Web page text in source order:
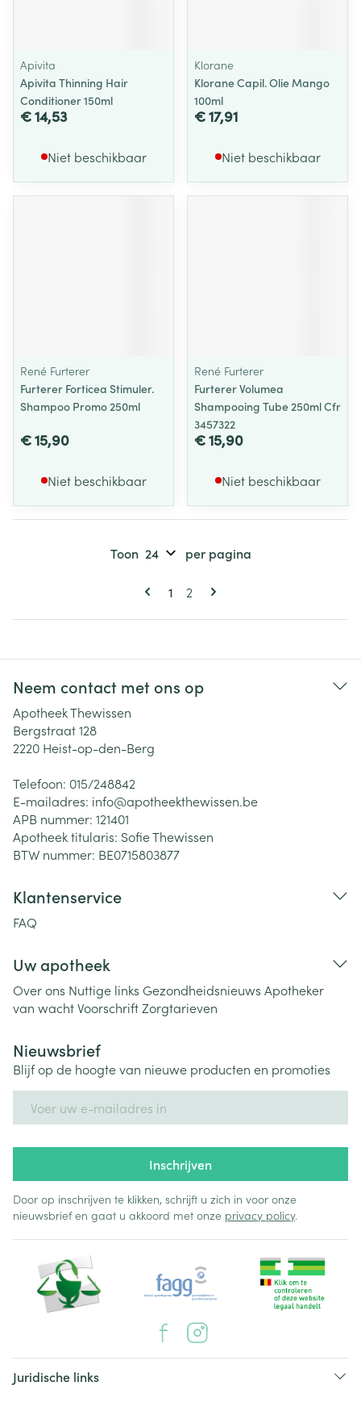
Apivita
Apivita Thinning Hair
Conditioner 150ml
€ 14,53
Niet beschikbaar
Klorane
Klorane Capil. Olie Mango
100ml
€ 17,91
Niet beschikbaar
René Furterer
Furterer Forticea Stimuler.
Shampoo Promo 250ml
€ 15,90
Niet beschikbaar
René Furterer
Furterer Volumea
Shampooing Tube 250ml Cfr
3457322
€ 15,90
Niet beschikbaar
Pagina's
U lees momenteel pagina
1 Pagina
2
Toon per pagina
Neem contact met ons op
Apotheek Thewissen
Bergstraat 128
2220 Heist-op-den-Berg
Telefoon: 015/248842
E-mailadres: info@apotheekthewissen.be
APB nummer: 121401
Apotheek titularis: Sofie Thewissen
BTW nummer: BE0715803877
Klantenservice
FAQ
Uw apotheek
Over ons Nuttige links Gezondheidsnieuws Apotheker
van wachtVoorschriftZorgtarieven
Nieuwsbrief
Blijf op de hoogte van nieuwe producten en promoties
Inschrijven
Door op inschrijven te klikken, schrijft u zich in voor onze
nieuwsbrief en gaat u akkoord met onze privacy policy.
Juridische links